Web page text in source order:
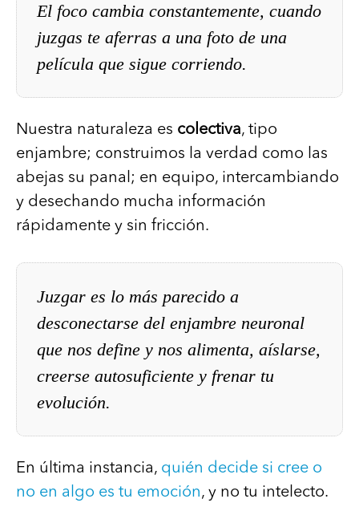
El foco cambia constantemente, cuando
juzgas te aferras a una foto de una
película que sigue corriendo.
Nuestra naturaleza es colectiva, tipo
enjambre; construimos la verdad como las
abejas su panal; en equipo, intercambiando
y desechando mucha información
rápidamente y sin fricción.
Juzgar es lo más parecido a
desconectarse del enjambre neuronal
que nos define y nos alimenta, aíslarse,
creerse autosuficiente y frenar tu
evolución.
En última instancia, quién decide si cree o
no en algo es tu emoción, y no tu intelecto.